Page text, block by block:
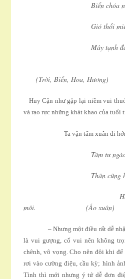
Biển chóa ngập
Gió thổi miền
Mây tạnh đất
(Trời, Biển, Hoa,
Huy Cận như gặp lại niềm vui
và rạo rực những khát khao của tuổi
Ta vận tấm xuân đi hớn
Tâm tư ngào ngạt
Thân cũng hát lừng
Hoa thiên thu
môi. (Áo xuân)
– Nhưng một điều rất dễ nhận
là vui gượng, cố vui nên không
chênh, vô vọng. Cho nên đôi khi
rơi vào cường điệu, cầu kỳ; hình
Tình thì mới nhưng ý tứ dễ đơn